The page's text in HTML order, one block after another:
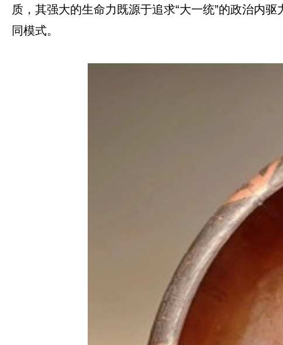
质，其强大的生命力既源于追求“大一统”的政治内
同模式。